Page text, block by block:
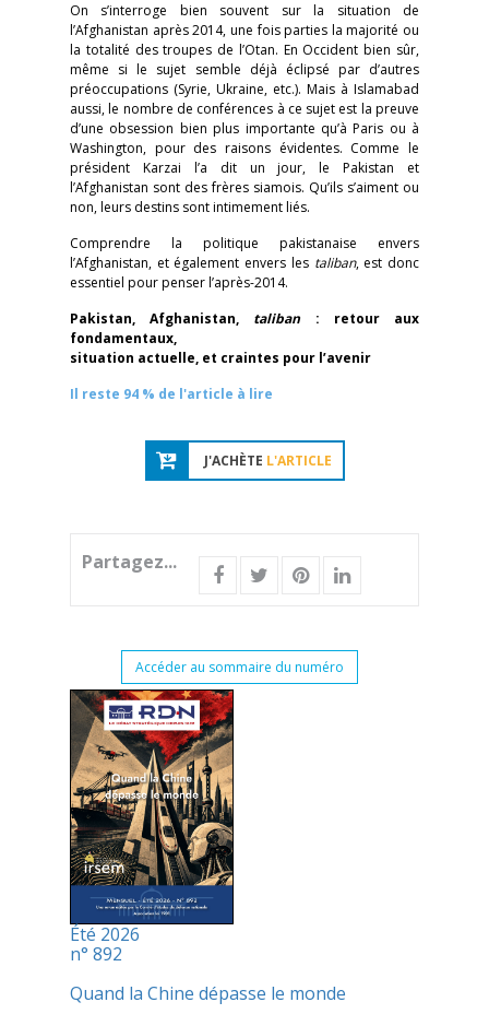
On s’interroge bien souvent sur la situation de
l’Afghanistan après 2014, une fois parties la majorité ou
la totalité des troupes de l’Otan. En Occident bien sûr,
même si le sujet semble déjà éclipsé par d’autres
préoccupations (Syrie, Ukraine, etc.). Mais à Islamabad
aussi, le nombre de conférences à ce sujet est la preuve
d’une obsession bien plus importante qu’à Paris ou à
Washington, pour des raisons évidentes. Comme le
président Karzai l’a dit un jour, le Pakistan et
l’Afghanistan sont des frères siamois. Qu’ils s’aiment ou
non, leurs destins sont intimement liés.
Comprendre la politique pakistanaise envers
l’Afghanistan, et également envers les taliban, est donc
essentiel pour penser l’après-2014.
Pakistan, Afghanistan, taliban : retour aux
fondamentaux,
situation actuelle, et craintes pour l’avenir
Il reste 94 % de l'article à lire
J'ACHÈTE L'ARTICLE
Partagez...
Accéder au sommaire du numéro
Été 2026
n° 892
Quand la Chine dépasse le monde